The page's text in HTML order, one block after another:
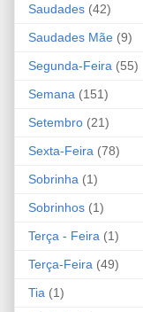
Saudades (42)
Saudades Mãe (9)
Segunda-Feira (55)
Semana (151)
Setembro (21)
Sexta-Feira (78)
Sobrinha (1)
Sobrinhos (1)
Terça - Feira (1)
Terça-Feira (49)
Tia (1)